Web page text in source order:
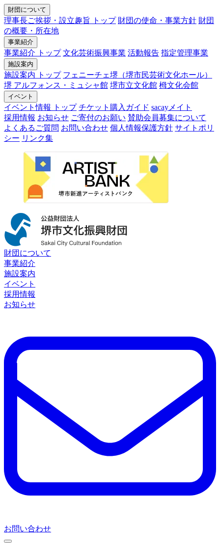
財団について
理事長ご挨拶・設立趣旨 トップ 財団の使命・事業方針 財団
の概要・所在地
事業紹介
事業紹介 トップ 文化芸術振興事業 活動報告 指定管理事業
施設案内
施設案内 トップ フェニーチェ堺（堺市民芸術文化ホール）
堺 アルフォンス・ミュシャ館 堺市立文化館 栂文化会館
イベント
イベント情報 トップ チケット購入ガイド sacayメイト
採用情報 お知らせ ご寄付のお願い 賛助会員募集について
よくあるご質問 お問い合わせ 個人情報保護方針 サイトポリ
シー リンク集
財団について
事業紹介
施設案内
イベント
採用情報
お知らせ
お問い合わせ